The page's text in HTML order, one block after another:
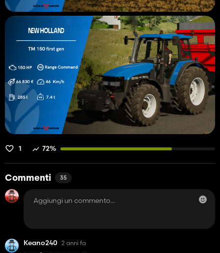
1 72%
Commenti 35
Keano240 2 anni fa